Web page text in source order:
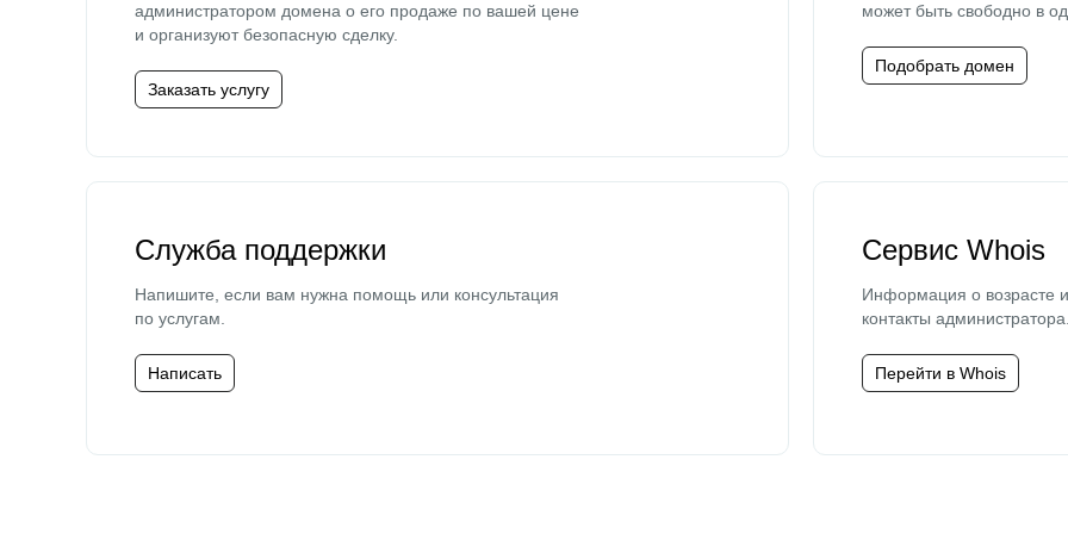
администратором домена о его продаже по вашей цене
и организуют безопасную сделку.
Заказать услугу
может быть свободно в
Подобрать домен
Служба поддержки
Напишите, если вам нужна помощь или консультация
по услугам.
Написать
Сервис Whois
Информация о возрасте
контакты
Перейти в Whois